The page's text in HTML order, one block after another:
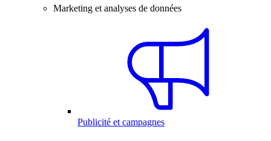
Marketing et analyses de données
Publicité et campagnes